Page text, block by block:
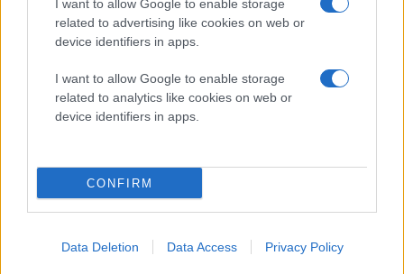
I want to allow Google to enable storage
related to advertising like cookies on web or
device identifiers in apps.
I want to allow Google to enable storage
related to analytics like cookies on web or
device identifiers in apps.
CONFIRM
Data Deletion Data Access Privacy Policy